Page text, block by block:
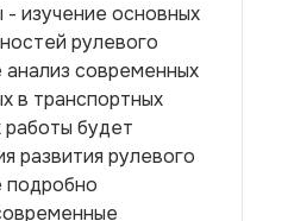
изучение основных
рулевого
анализ современных
в транспортных
работы будет
развития рулевого
подробно